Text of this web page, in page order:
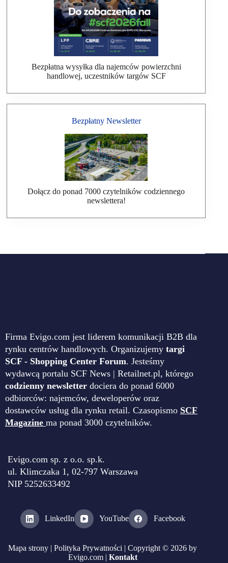
Bezpłatna wysyłka dla najemców powierzchni
handlowej, uczestników targów SCF
Bezpłatny Newsletter
Dołącz do ponad 7000 czytelników codziennego
newslettera!
Firma Evigo.com jest liderem komunikacji B2B dla
rynku centrów handlowych. Organizujemy targi
SCF - Shopping Center Forum. Jesteśmy
wydawcą portalu SCF News | Retailnet.pl, którego
codzienny newsletter dociera do ponad 6000
odbiorców: najemców, deweloperów oraz
dostawców usług dla rynku retail. Czasopismo SCF
Magazine ma ponad 3000 czytelników.
Evigo.com sp. z o.o. sp.k.
ul. Klimczaka 1, 02-797 Warszawa
NIP 5252633492
LinkedIn YouTube Facebook
Mapa strony |Polityka Prywatności | Copyright © 2026 by
Evigo.com | Kontakt